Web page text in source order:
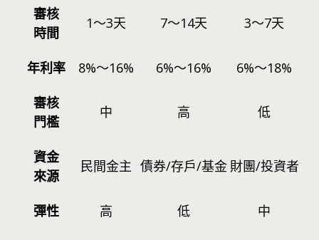
審核
時間
1～3天 7～14天 3～7天
年利率 8%～16% 6%～16% 6%～18%
審核
門檻
中 高 低
資金
來源
民間金主 債券/存戶/基金 財團/投資者
彈性 高 低 中